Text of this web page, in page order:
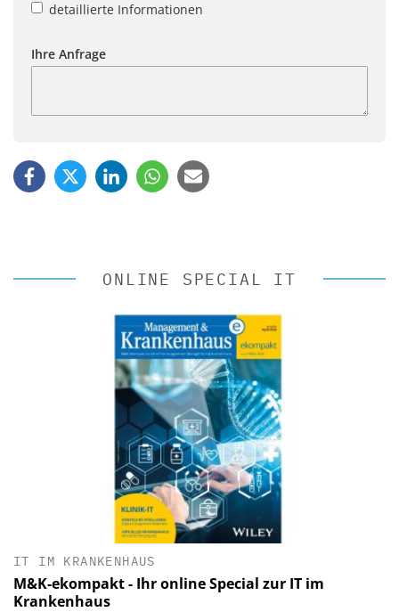
detaillierte Informationen
Ihre Anfrage
ONLINE SPECIAL IT
IT IM KRANKENHAUS
M&K-ekompakt - Ihr online Special zur IT im
Krankenhaus